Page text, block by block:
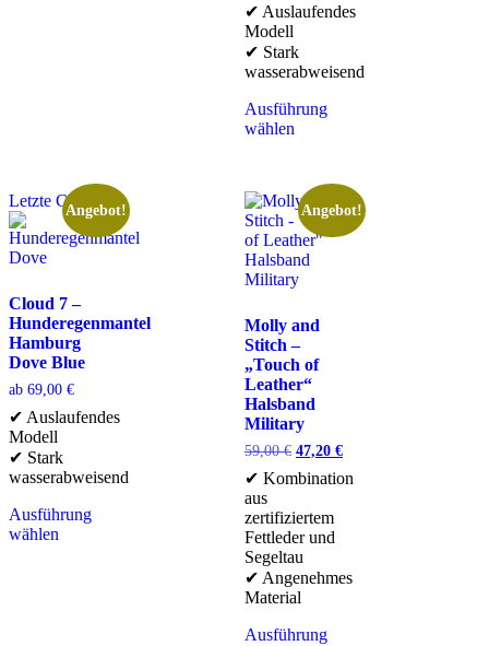
✔ Auslaufendes
Modell
✔ Stark
wasserabweisend
Ausführung
wählen
Letzte Chance
Angebot!
Cloud 7 –
Hunderegenmantel
Hamburg
Dove Blue
ab 69,00 €
✔ Auslaufendes
Modell
✔ Stark
wasserabweisend
Ausführung
wählen
Angebot!
Molly and
Stitch –
„Touch of
Leather“
Halsband
Military
59,00€ 47,20 €
✔ Kombination
aus
zertifiziertem
Fettleder und
Segeltau
✔ Angenehmes
Material
Ausführung